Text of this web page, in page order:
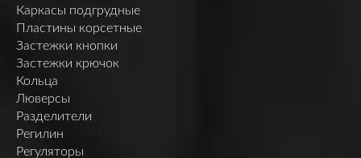
Каркасы подгрудные
Пластины корсетные
Застежки кнопки
Застежки крючок
Кольца
Люверсы
Разделители
Регилин
Регуляторы